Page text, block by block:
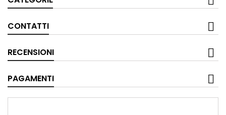
CONTATTI
RECENSIONI
PAGAMENTI